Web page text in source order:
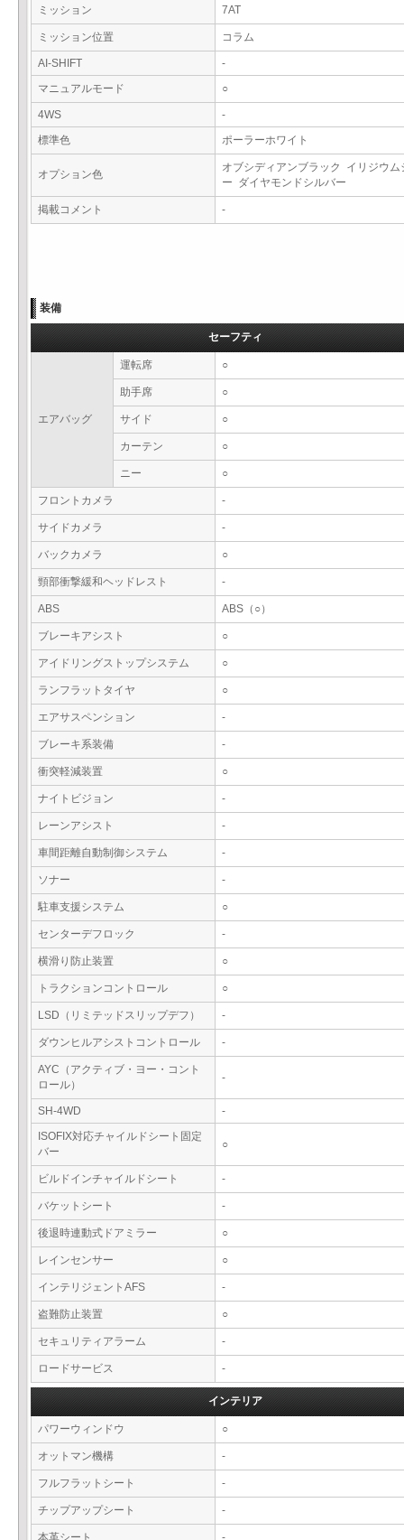
ミッション 7AT
ミッション位置 コラム
AI-SHIFT
-
マニュアルモード
○
4WS
-
標準色
ポーラーホワイト
オプション色
オブシディアンブラック イリジウム
ー ダイヤモンドシルバー
掲載コメント -
装備
セーフティ
エアバッグ
運転席 ○
助手席 ○
サイド ○
カーテン ○
ニー ○
フロントカメラ -
サイドカメラ -
バックカメラ ○
頸部衝撃緩和ヘッドレスト -
ABS ABS（○）
ブレーキアシスト ○
アイドリングストップシステム ○
ランフラットタイヤ ○
エアサスペンション -
ブレーキ系装備 -
衝突軽減装置 ○
ナイトビジョン -
レーンアシスト -
車間距離自動制御システム -
ソナー -
駐車支援システム ○
センターデフロック -
横滑り防止装置 ○
トラクションコントロール ○
LSD（リミテッドスリップデフ） -
ダウンヒルアシストコントロール -
AYC（アクティブ・ヨー・コント
ロール）
-
SH-4WD
-
ISOFIX対応チャイルドシート固定
バー
○
ビルドインチャイルドシート -
バケットシート -
後退時連動式ドアミラー ○
レインセンサー ○
インテリジェントAFS -
盗難防止装置 ○
セキュリティアラーム -
ロードサービス -
インテリア
パワーウィンドウ ○
オットマン機構 -
フルフラットシート -
チップアップシート -
本革シート -